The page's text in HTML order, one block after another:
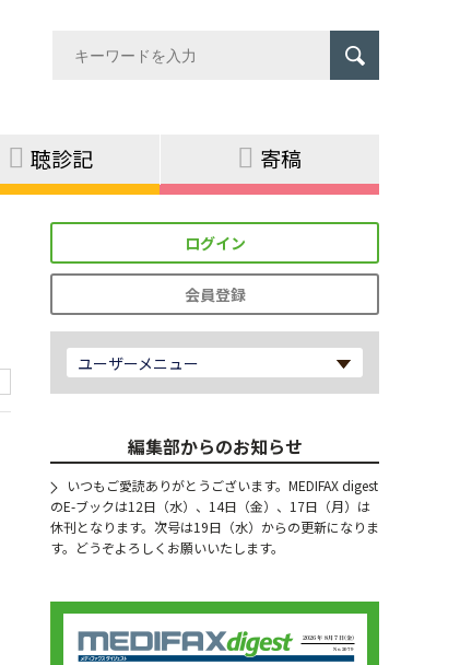
聴診記 寄稿
ログイン
会員登録
ユーザーメニュー
編集部からのお知らせ
いつもご愛読ありがとうございます。MEDIFAX digest
のE-ブックは12日（水）、14日（金）、17日（月）は
休刊となります。次号は19日（水）からの更新になりま
す。どうぞよろしくお願いいたします。